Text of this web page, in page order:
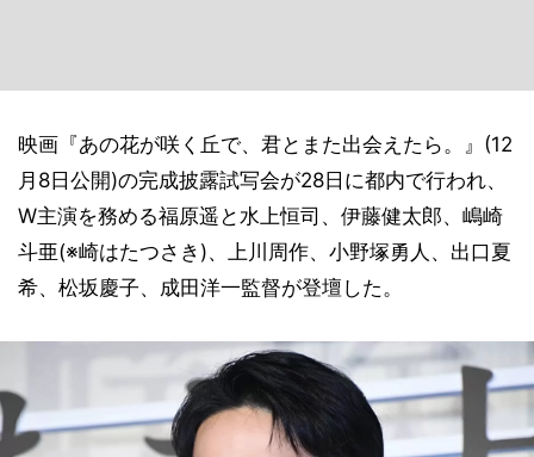
映画『あの花が咲く丘で、君とまた出会えたら。』(12
月8日公開)の完成披露試写会が28日に都内で行われ、
W主演を務める福原遥と水上恒司、伊藤健太郎、嶋崎
斗亜(※崎はたつさき)、上川周作、小野塚勇人、出口夏
希、松坂慶子、成田洋一監督が登壇した。